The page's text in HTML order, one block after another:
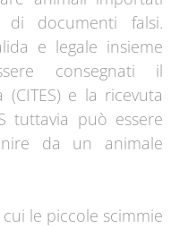
di documenti falsi.
e legale insieme
consegnati il
e la ricevuta
tuttavia può essere
da un animale
le piccole scimmie